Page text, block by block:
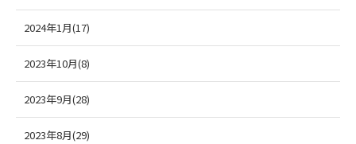
2024年1月(17)
2023年10月(8)
2023年9月(28)
2023年8月(29)